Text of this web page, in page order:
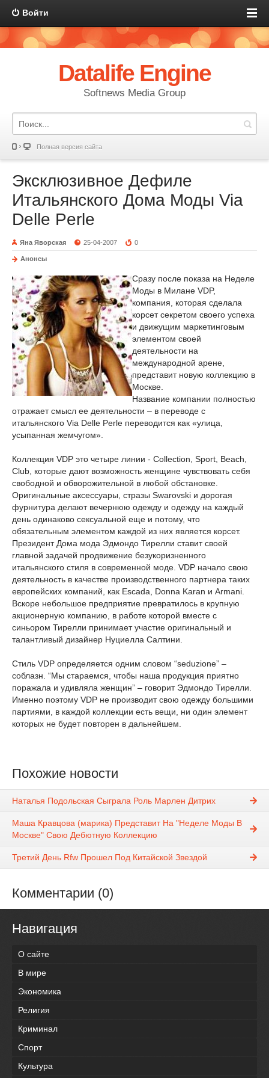
Войти
Datalife Engine
Softnews Media Group
Полная версия сайта
Эксклюзивное Дефиле
Итальянского Дома Моды Via
Delle Perle
Яна Яворская 25-04-2007 0
Анонсы
Сразу после показа на Неделе
Моды в Милане VDP,
компания, которая сделала
корсет секретом своего успеха
и движущим маркетинговым
элементом своей
деятельности на
международной арене,
представит новую коллекцию в
Москве.
Название компании полностью
отражает смысл ее деятельности – в переводе с
итальянского Via Delle Perle переводится как «улица,
усыпанная жемчугом».
Коллекция VDP это четыре линии - Collection, Sport, Beach,
Club, которые дают возможность женщине чувствовать себя
свободной и обворожительной в любой обстановке.
Оригинальные аксессуары, стразы Swarovski и дорогая
фурнитура делают вечернюю одежду и одежду на каждый
день одинаково сексуальной еще и потому, что
обязательным элементом каждой из них является корсет.
Президент Дома мода Эдмондо Тирелли ставит своей
главной задачей продвижение безукоризненного
итальянского стиля в современной моде. VDP начало свою
деятельность в качестве производственного партнера таких
европейских компаний, как Escada, Donna Karan и Armani.
Вскоре небольшое предприятие превратилось в крупную
акционерную компанию, в работе которой вместе с
синьором Тирелли принимает участие оригинальный и
талантливый дизайнер Нуциелла Салтини.
Стиль VDP определяется одним словом “seduzione” –
соблазн. “Мы стараемся, чтобы наша продукция приятно
поражала и удивляла женщин” – говорит Эдмондо Тирелли.
Именно поэтому VDP не производит свою одежду большими
партиями, в каждой коллекции есть вещи, ни один элемент
которых не будет повторен в дальнейшем.
Похожие новости
Наталья Подольская Сыграла Роль Марлен Дитрих
Маша Кравцова (марика) Представит На "Неделе Моды В
Москве" Свою Дебютную Коллекцию
Третий День Rfw Прошел Под Китайской Звездой
Комментарии (0)
Навигация
О сайте
В мире
Экономика
Религия
Криминал
Спорт
Культура